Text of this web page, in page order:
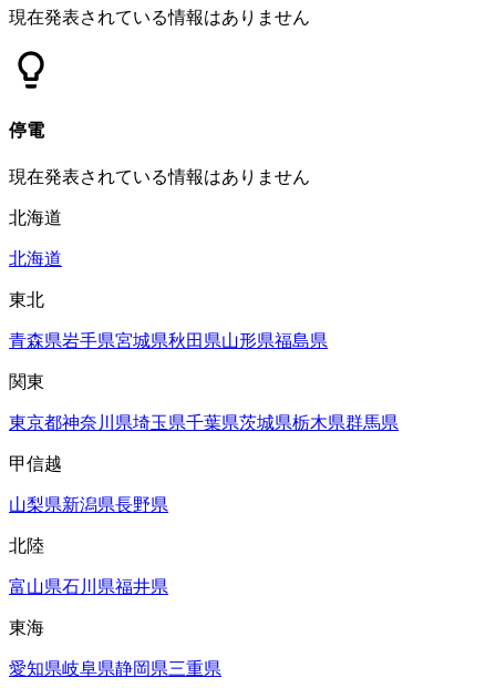
現在発表されている情報はありません
停電
現在発表されている情報はありません
北海道
北海道
東北
青森県岩手県宮城県秋田県山形県福島県
関東
東京都神奈川県埼玉県千葉県茨城県栃木県群馬県
甲信越
山梨県新潟県長野県
北陸
富山県石川県福井県
東海
愛知県岐阜県静岡県三重県